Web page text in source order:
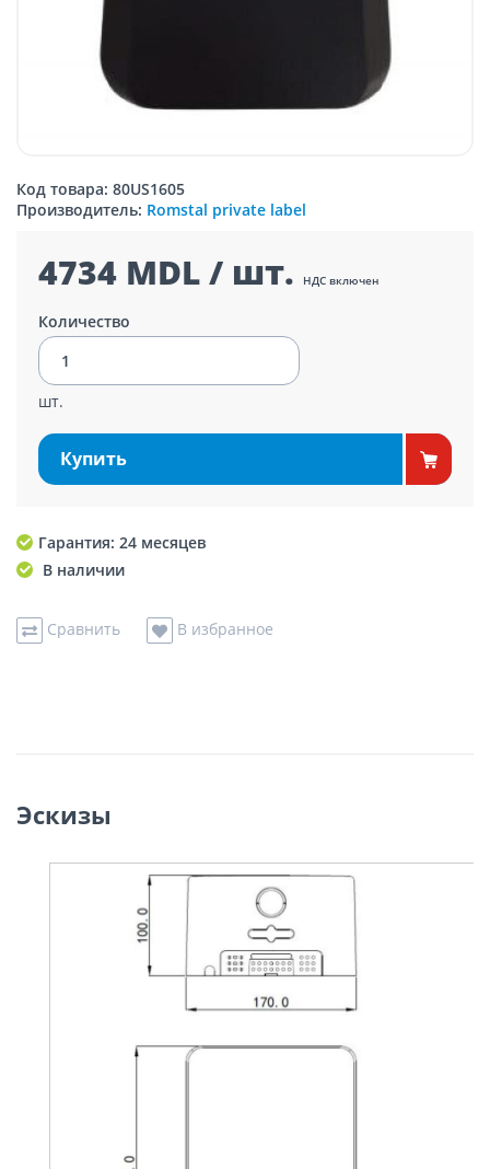
Код товара: 80US1605
Производитель: Romstal private label
4734 MDL / шт. НДС включен
Количество
шт.
Купить
Гарантия: 24 месяцев
В наличии
Сравнить В избранное
Эскизы